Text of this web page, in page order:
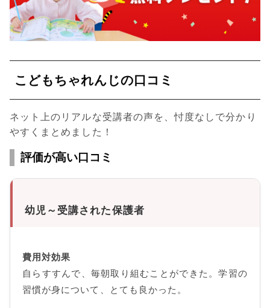
こどもちゃれんじの口コミ
ネット上のリアルな受講者の声を、忖度なしで分かり
やすくまとめました！
評価が高い口コミ
幼児～受講された保護者
費用対効果
自らすすんで、毎朝取り組むことができた。学習の
習慣が身について、とても良かった。